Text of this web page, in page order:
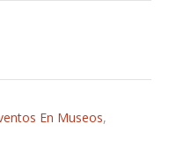
En Museos,